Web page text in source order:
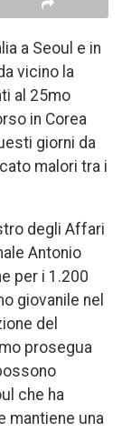
a Seoul e in
vicino la
al 25mo
in Corea
giorni da
malori tra i
degli Affari
Antonio
per i 1.200
giovanile nel
del
prosegua
che ha
mantiene una